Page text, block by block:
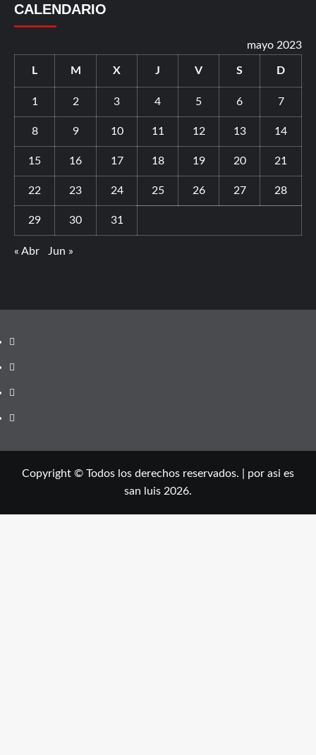
CALENDARIO
mayo 2023
L M X J V S D
1 2 3 4 5 6 7
8 9 10 11 12 13 14
15 16 17 18 19 20 21
22 23 24 25 26 27 28
29 30 31
« Abr Jun »
Youtube
Vimeo
Facebook
Twitter
Copyright © Todos los derechos reservados.
por asi es
san luis 2026.